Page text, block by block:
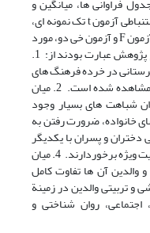
فراوانی ها، میانگین و
انحراف معیار و همچنین روش های آمار استنباطی آزمون t تک نمونه ای،
آزمون t برای مقایسه اختلاف دو میانگین، آزمون F و آزمون خی دو، مورد
تجزیه و تحلیل قرار گرفتند. برخی از نتایج پژوهش عبارت بودند از: 1.
در خرده فرهنگ های
گوناگون از نظر اولویت بندی تفاوت هایی مشاهده شده است. 2. میان
شباهت های بسیار وجود
خانواده، ضرورت رفتن به
دختران و پسران با یکدیگر
قبل از ازدواج و مواردی مانند آن ها از اهمیت ویژه برخوردارند. 4. میان
والدین آن ها تفاوت کامل
و تربیتی والدین در زمینة
روان شناختی و